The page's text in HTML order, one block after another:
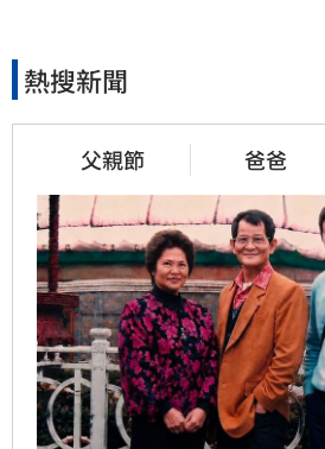
熱搜新聞
父親節 爸爸